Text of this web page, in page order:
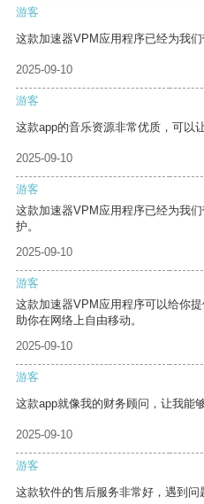
游客
这款加速器VPM应用程序已经为我们
2025-09-10
游客
这款app的音乐资源非常优质，可以
2025-09-10
游客
这款加速器VPM应用程序已经为我
护。
2025-09-10
游客
这款加速器VPM应用程序可以给你
助你在网络上自由移动。
2025-09-10
游客
这款app就像我的财务顾问，让我能
2025-09-10
游客
这款软件的售后服务非常好，遇到问